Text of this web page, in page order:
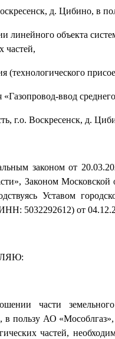
д. Цибино, в
линейного объекта
частей,
(технологического
ввод
г.о. Воскресенск, д.
законом от
Законом
Уставом
5032292612) от
части
пользу АО «Мособлгаз»,
частей,